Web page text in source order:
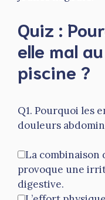
Quiz :
elle mal
piscine ?
Q1. Pourquoi les
douleurs
La combinaison
provoque une
digestive.